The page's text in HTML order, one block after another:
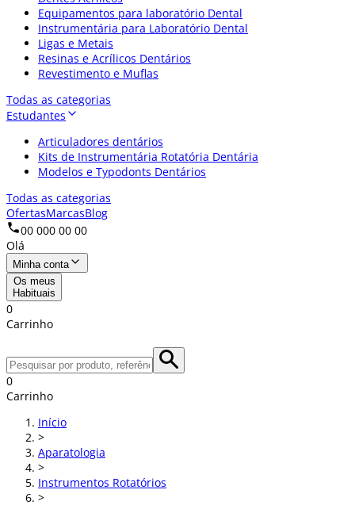
Equipamentos para laboratório Dental
Instrumentária para Laboratório Dental
Ligas e Metais
Resinas e Acrílicos Dentários
Revestimento e Muflas
Todas as categorias
Estudantes
Articuladores dentários
Kits de Instrumentária Rotatória Dentária
Modelos e Typodonts Dentários
Todas as categorias
OfertasMarcasBlog
00 000 00 00
Olá
Minha conta
Os meus
Habituais
0
Carrinho
0
Carrinho
Início
>
Aparatologia
>
Instrumentos Rotatórios
>